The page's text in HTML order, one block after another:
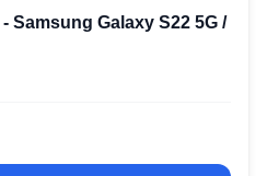
Samsung Galaxy S22 5G /